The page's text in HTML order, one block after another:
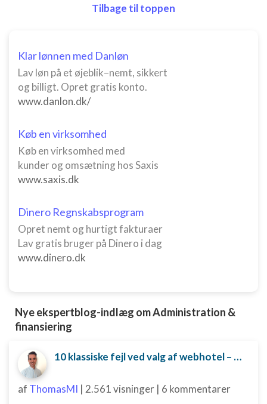
Tilbage til toppen
Klar lønnen med Danløn
Lav løn på et øjeblik–nemt, sikkert
og billigt. Opret gratis konto.
www.danlon.dk/
Køb en virksomhed
Køb en virksomhed med
kunder og omsætning hos Saxis
www.saxis.dk
Dinero Regnskabsprogram
Opret nemt og hurtigt fakturaer
Lav gratis bruger på Dinero i dag
www.dinero.dk
Nye ekspertblog-indlæg om Administration &
finansiering
10 klassiske fejl ved valg af webhotel – og hvordan du undgår dem
af ThomasMI | 2.561 visninger | 6 kommentarer